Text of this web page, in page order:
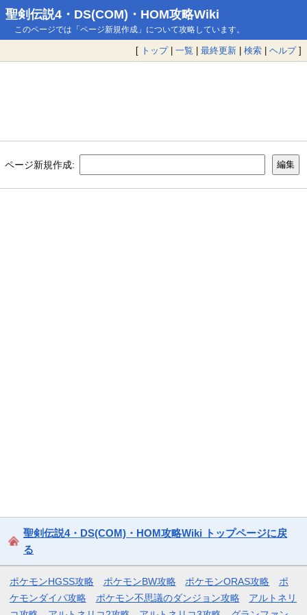
聖剣伝説4・DS(COM)・HOM攻略Wiki
このページでは「ページ新規作成」について攻略しています。
[ トップ| 一覧 | 最終更新 | 検索 | ヘルプ]
ページ新規作成:
聖剣伝説4・DS(COM)・HOM攻略Wiki トップページに戻
る
ポケモンHGSS攻略 ポケモンBW攻略 ポケモンORAS攻略
ポ
ケモンダイパ攻略
ポケモン不思議のダンジョン攻略
アルトネリ